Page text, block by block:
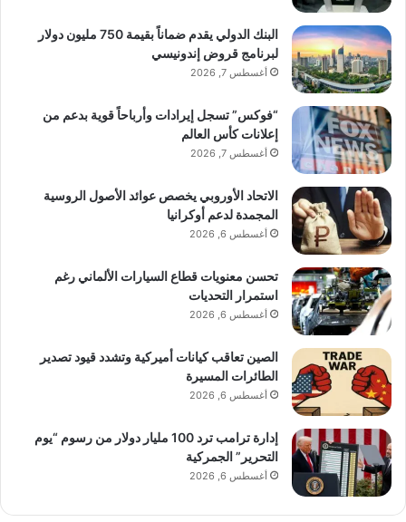
البنك الدولي يقدم ضماناً بقيمة 750 مليون دولار
لبرنامج قروض إندونيسي
أغسطس 7, 2026
“فوكس” تسجل إيرادات وأرباحاً قوية بدعم من
إعلانات كأس العالم
أغسطس 7, 2026
الاتحاد الأوروبي يخصص عوائد الأصول الروسية
المجمدة لدعم أوكرانيا
أغسطس 6, 2026
تحسن معنويات قطاع السيارات الألماني رغم
استمرار التحديات
أغسطس 6, 2026
الصين تعاقب كيانات أميركية وتشدد قيود تصدير
الطائرات المسيرة
أغسطس 6, 2026
إدارة ترامب ترد 100 مليار دولار من رسوم “يوم
التحرير” الجمركية
أغسطس 6, 2026